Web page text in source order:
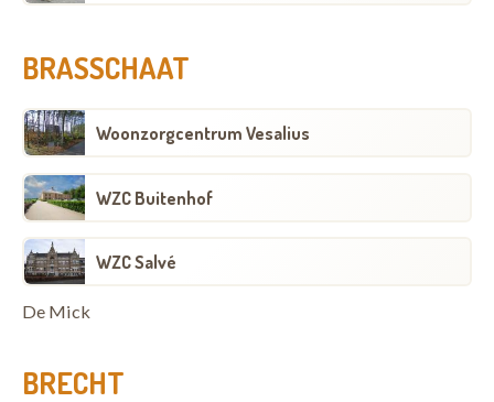
BRASSCHAAT
Woonzorgcentrum Vesalius
WZC Buitenhof
WZC Salvé
De Mick
BRECHT